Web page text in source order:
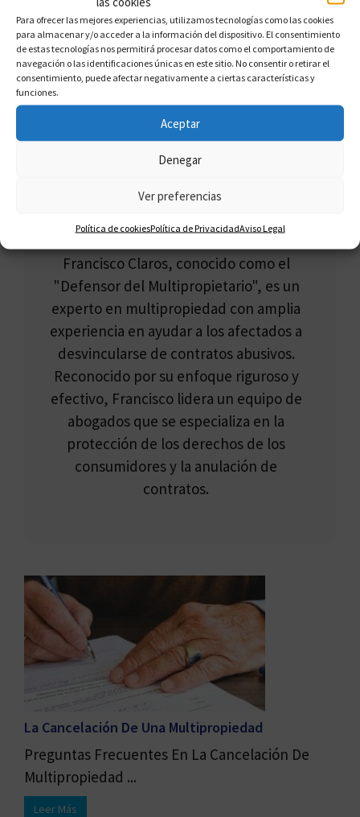
Para ofrecer las mejores experiencias, utilizamos tecnologías como las cookies
para almacenar y/o acceder a la información del dispositivo. El consentimiento
de estas tecnologías nos permitirá procesar datos como el comportamiento de
navegación o las identificaciones únicas en este sitio. No consentir o retirar el
consentimiento, puede afectar negativamente a ciertas características y
funciones.
Aceptar
Denegar
Ver preferencias
Política de cookiesPolítica de PrivacidadAviso Legal
Abogados Especializados En Multipropiedad
en Vizcaya
FRANCISCO CLAROS
Francisco Claros, conocido como el
"Defensor del Multipropietario", es un
experto en multipropiedad con amplia
experiencia en ayudar a los afectados a
desvincularse de contratos abusivos.
Reconocido por su enfoque riguroso y
efectivo, Francisco lidera un equipo de
abogados que se especializa en la
protección de los derechos de los
consumidores y la anulación de
contratos.
La Cancelación De Una Multipropiedad
Preguntas Frecuentes En La Cancelación De
Multipropiedad ...
Leer Más